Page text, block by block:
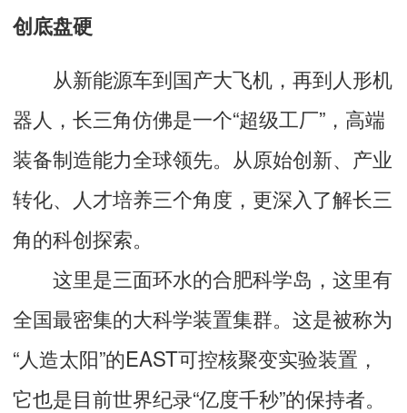
创底盘硬
从新能源车到国产大飞机，再到人形机
器人，长三角仿佛是一个“超级工厂”，高端
装备制造能力全球领先。从原始创新、产业
转化、人才培养三个角度，更深入了解长三
角的科创探索。
这里是三面环水的合肥科学岛，这里有
全国最密集的大科学装置集群。这是被称为
“人造太阳”的EAST可控核聚变实验装置，
它也是目前世界纪录“亿度千秒”的保持者。